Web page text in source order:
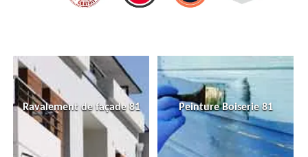
Ravalement de façade 81 Peinture Boiserie 81